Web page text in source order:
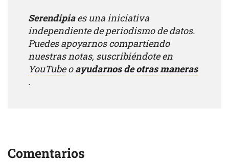
Serendipiaes una iniciativa
independiente de periodismo de datos.
Puedes apoyarnos compartiendo
nuestras notas, suscribiéndote en
YouTubeoayudarnos de otras maneras
.
Comentarios